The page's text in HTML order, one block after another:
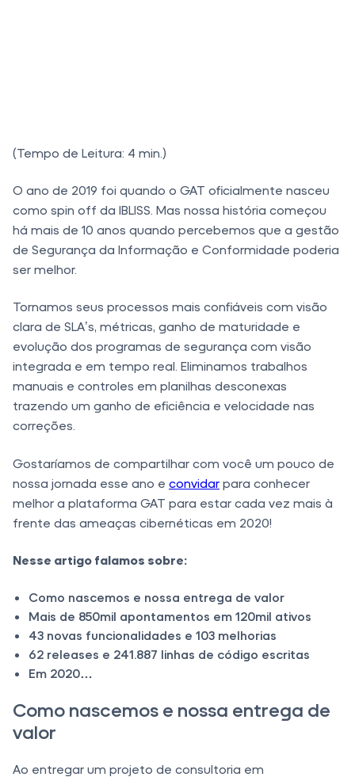
(Tempo de Leitura: 4 min.)
O ano de 2019 foi quando o GAT oficialmente nasceu
como spin off da IBLISS. Mas nossa história começou
há mais de 10 anos quando percebemos que a gestão
de Segurança da Informação e Conformidade poderia
ser melhor.
Tornamos seus processos mais confiáveis com visão
clara de SLA’s, métricas, ganho de maturidade e
evolução dos programas de segurança com visão
integrada e em tempo real. Eliminamos trabalhos
manuais e controles em planilhas desconexas
trazendo um ganho de eficiência e velocidade nas
correções.
Gostaríamos de compartilhar com você um pouco de
nossa jornada esse ano e convidar para conhecer
melhor a plataforma GAT para estar cada vez mais à
frente das ameaças cibernéticas em 2020!
Nesse artigo falamos sobre:
Como nascemos e nossa entrega de valor
Mais de 850mil apontamentos em 120mil ativos
43 novas funcionalidades e 103 melhorias
62 releases e 241.887 linhas de código escritas
Em 2020…
Como nascemos e nossa entrega de
valor
Ao entregar um projeto de consultoria em